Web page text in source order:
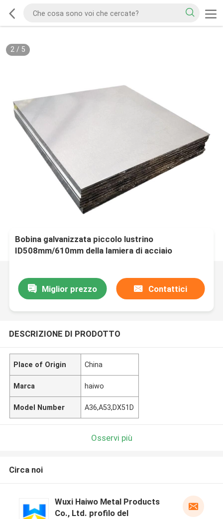
2/ 5
Bobina galvanizzata piccolo lustrino
ID508mm/610mm della lamiera di acciaio
Miglior prezzo Contattici
DESCRIZIONE DI PRODOTTO
Place of Origin China
Marca haiwo
Model Number A36,A53,DX51D
Osservi più
Circa noi
Wuxi Haiwo Metal Products
Co., Ltd. profilo del